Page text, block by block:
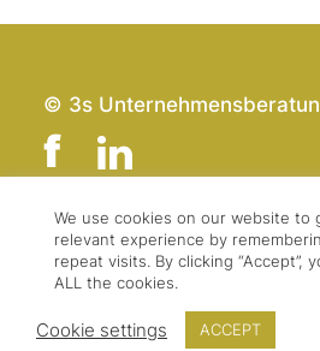
© 3s
Team
Kontakt
We use cookies on our website to
relevant experience by
repeat visits. By clicking
ALL the cookies.
Cookie settings ACCEPT